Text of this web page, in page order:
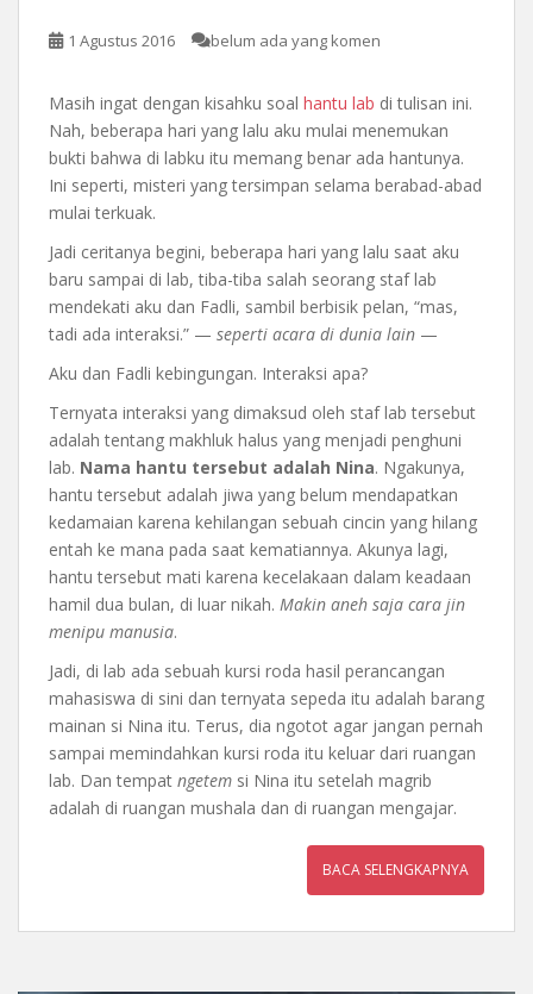
1 Agustus 2016 belum ada yang komen
Masih ingat dengan kisahku soal hantu lab di tulisan ini.
Nah, beberapa hari yang lalu aku mulai menemukan
bukti bahwa di labku itu memang benar ada hantunya.
Ini seperti, misteri yang tersimpan selama berabad-abad
mulai terkuak.
Jadi ceritanya begini, beberapa hari yang lalu saat aku
baru sampai di lab, tiba-tiba salah seorang staf lab
mendekati aku dan Fadli, sambil berbisik pelan, “mas,
tadi ada interaksi.” — seperti acara di dunia lain —
Aku dan Fadli kebingungan. Interaksi apa?
Ternyata interaksi yang dimaksud oleh staf lab tersebut
adalah tentang makhluk halus yang menjadi penghuni
lab. Nama hantu tersebut adalah Nina. Ngakunya,
hantu tersebut adalah jiwa yang belum mendapatkan
kedamaian karena kehilangan sebuah cincin yang hilang
entah ke mana pada saat kematiannya. Akunya lagi,
hantu tersebut mati karena kecelakaan dalam keadaan
hamil dua bulan, di luar nikah. Makin aneh saja cara jin
menipu manusia.
Jadi, di lab ada sebuah kursi roda hasil perancangan
mahasiswa di sini dan ternyata sepeda itu adalah barang
mainan si Nina itu. Terus, dia ngotot agar jangan pernah
sampai memindahkan kursi roda itu keluar dari ruangan
lab. Dan tempat ngetem si Nina itu setelah magrib
adalah di ruangan mushala dan di ruangan mengajar.
BACA SELENGKAPNYA